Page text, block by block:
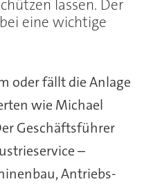
lassen. Der
eine wichtige
oder fällt die Anlage
wie Michael
Geschäftsführer
–
Antriebs-